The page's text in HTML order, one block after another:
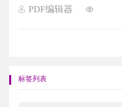
PDF编辑器
标签列表